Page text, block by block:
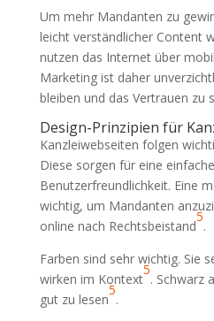
Um mehr Mandanten zu
leicht verständlicher Content
nutzen das Internet über
Marketing ist daher
bleiben und das Vertrauen zu
Design-Prinzipien für
Kanzleiwebseiten folgen
Diese sorgen für eine
Benutzerfreundlichkeit. Eine
wichtig, um Mandanten
online nach Rechtsbeistand
5
.
Farben sind sehr wichtig. Sie
wirken im Kontext
5
. Schwarz
gut zu lesen
5
.